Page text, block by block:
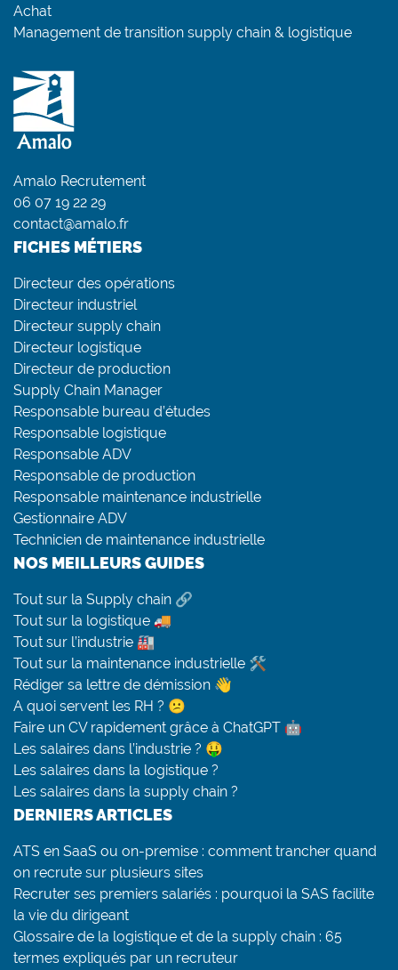
Achat
Management de transition supply chain & logistique
Amalo Recrutement
06 07 19 22 29
contact@amalo.fr
FICHES MÉTIERS
Directeur des opérations
Directeur industriel
Directeur supply chain
Directeur logistique
Directeur de production
Supply Chain Manager
Responsable bureau d’études
Responsable logistique
Responsable ADV
Responsable de production
Responsable maintenance industrielle
Gestionnaire ADV
Technicien de maintenance industrielle
NOS MEILLEURS GUIDES
Tout sur la Supply chain 🔗
Tout sur la logistique 🚚
Tout sur l’industrie 🏭
Tout sur la maintenance industrielle 🛠
Rédiger sa lettre de démission 👋
A quoi servent les RH ? 😕
Faire un CV rapidement grâce à ChatGPT 🤖
Les salaires dans l’industrie ? 🤑
Les salaires dans la logistique ?
Les salaires dans la supply chain ?
DERNIERS ARTICLES
ATS en SaaS ou on-premise : comment trancher quand
on recrute sur plusieurs sites
Recruter ses premiers salariés : pourquoi la SAS facilite
la vie du dirigeant
Glossaire de la logistique et de la supply chain : 65
termes expliqués par un recruteur